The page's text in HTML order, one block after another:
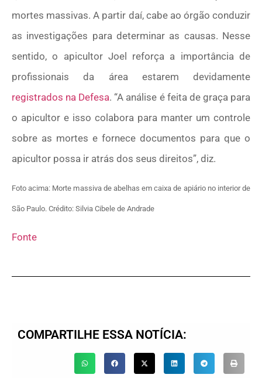
mortes massivas. A partir daí, cabe ao órgão conduzir
as investigações para determinar as causas. Nesse
sentido, o apicultor Joel reforça a importância de
profissionais da área estarem devidamente
registrados na Defesa. “A análise é feita de graça para
o apicultor e isso colabora para manter um controle
sobre as mortes e fornece documentos para que o
apicultor possa ir atrás dos seus direitos”, diz.
Foto acima: Morte massiva de abelhas em caixa de apiário no interior de
São Paulo. Crédito: Silvia Cibele de Andrade
Fonte
COMPARTILHE ESSA NOTÍCIA: